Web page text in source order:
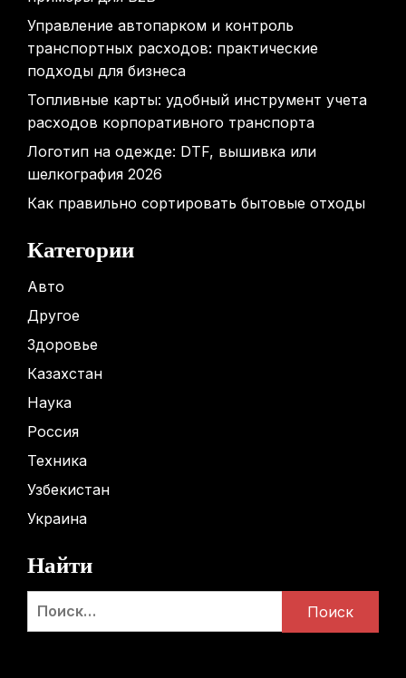
Управление автопарком и контроль
транспортных расходов: практические
подходы для бизнеса
Топливные карты: удобный инструмент учета
расходов корпоративного транспорта
Логотип на одежде: DTF, вышивка или
шелкография 2026
Как правильно сортировать бытовые отходы
Категории
Авто
Другое
Здоровье
Казахстан
Наука
Россия
Техника
Узбекистан
Украина
Найти
Найти: